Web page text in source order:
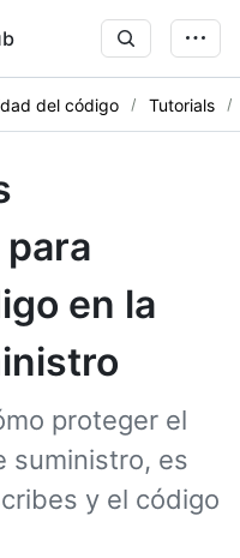
del código Tutorials
en la
proteger el
suministro, es
y el código